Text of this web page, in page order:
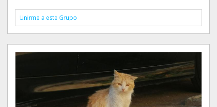
Unirme a este Grupo